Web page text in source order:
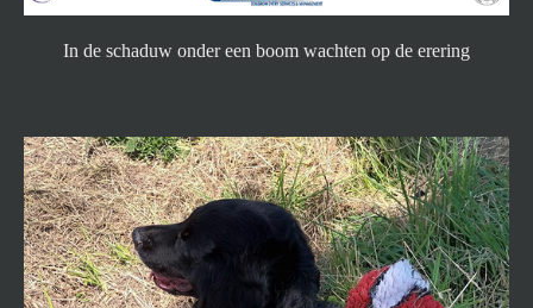
In de schaduw onder een boom wachten op de erering